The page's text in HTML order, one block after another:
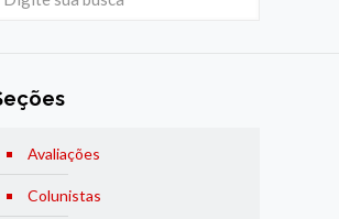
Avaliações
Colunistas